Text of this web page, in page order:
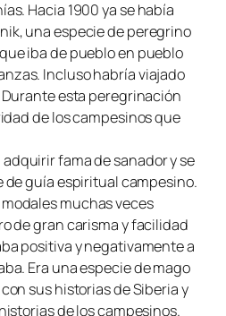
Hacia 1900 ya se había
, una especie de peregrino
iba de pueblo en pueblo
Incluso habría viajado
esta peregrinación
de los campesinos que
fama de sanador y se
guía espiritual campesino.
muchas veces
de gran carisma y facilidad
positiva y negativamente a
Era una especie de mago
sus historias de Siberia y
de los campesinos.